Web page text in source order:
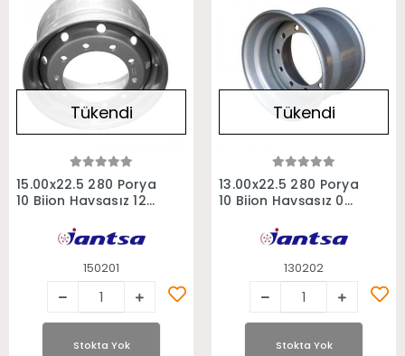
Stokta Yok
Tükendi
15.00x22.5 280 Porya
10 Bijon Havşasız 120
150201
Stokta Yok
Stokta Yok
Tükendi
13.00x22.5 280 Porya
10 Bijon Havşasız 0
130202
Stokta Yok